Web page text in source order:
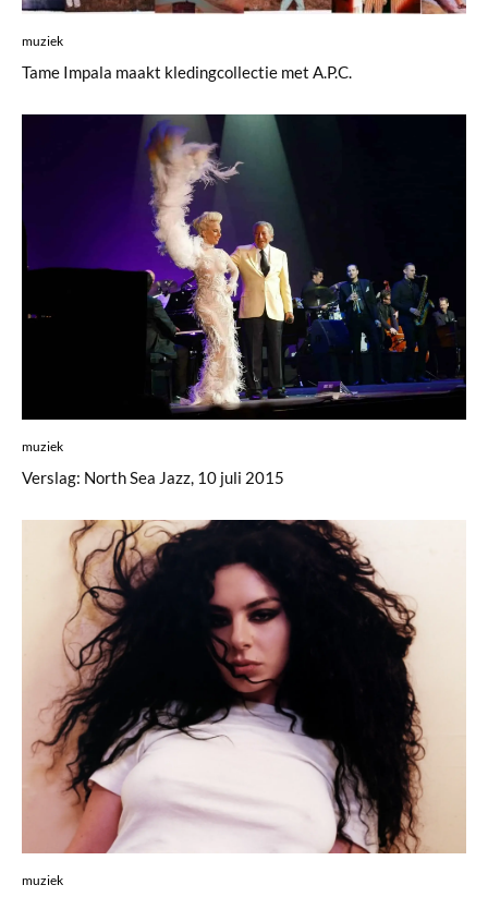
muziek
Tame Impala maakt kledingcollectie met A.P.C.
muziek
Verslag: North Sea Jazz, 10 juli 2015
muziek